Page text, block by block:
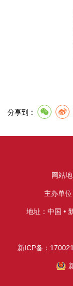
分享到：
网站
主办单
地址：中国 •
新ICP备：